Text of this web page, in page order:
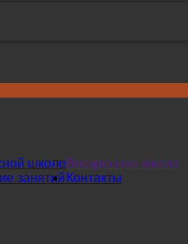
Воскресная школа
школе
занятий Контакты